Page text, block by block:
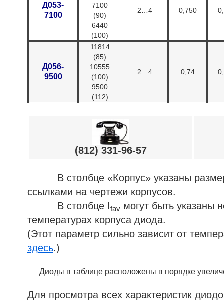
Д053-
7100
7100
(90)
6440
(100)
2…4 0,750
Д056-
9500
11814
(85)
10555
(100)
9500
(112)
2…4 0,74
(812) 331-96-57
В столбце «Корпус» указаны
ссылками на чертежи корпусов.
В столбце Ifav могут быть указаны
температурах корпуса диода.
(Этот параметр сильно зависит от
здесь.)
Диоды в таблице расположены в порядке
Для просмотра всех характеристик